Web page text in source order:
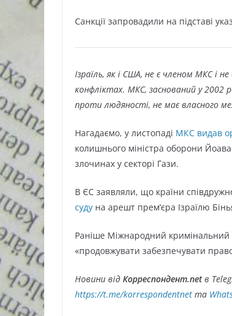
Санкції запровадили на підставі
Ізраїль, як і США, не є членом МКС і
конфліктах. МКС, заснований у 2002
проти людяності, не має власного
Нагадаємо, у листопаді МКС видав
колишнього міністра оборони
злочинах у секторі Гази.
В ЄС заявляли, що країни
суду на арешт прем’єра Ізраїлю
Раніше Міжнародний кримінальний
«продовжувати забезпечувати
Новини від Корреспондент.netв
https://t.me/korrespondentnet та